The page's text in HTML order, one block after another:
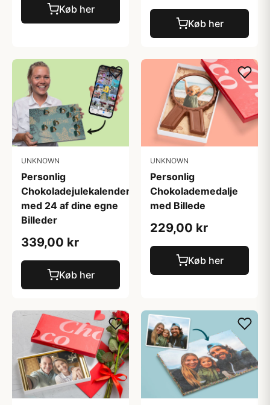
Køb her
Køb her
UNKNOWN
Personlig
Chokoladejulekalender
med 24 af dine egne
Billeder
339,00 kr
Køb her
UNKNOWN
Personlig
Chokolademedalje
med Billede
229,00 kr
Køb her